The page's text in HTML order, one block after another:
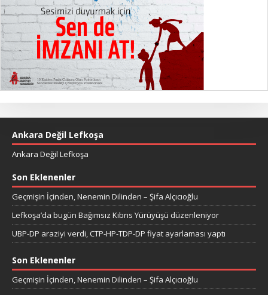
Ankara Değil Lefkoşa
Ankara Değil Lefkoşa
Son Eklenenler
Geçmişin İçinden, Nenemin Dilinden – Şifa Alçıcıoğlu
Lefkoşa’da bugün Bağımsız Kıbrıs Yürüyüşü düzenleniyor
UBP-DP araziyi verdi, CTP-HP-TDP-DP fiyat ayarlaması yaptı
Son Eklenenler
Geçmişin İçinden, Nenemin Dilinden – Şifa Alçıcıoğlu